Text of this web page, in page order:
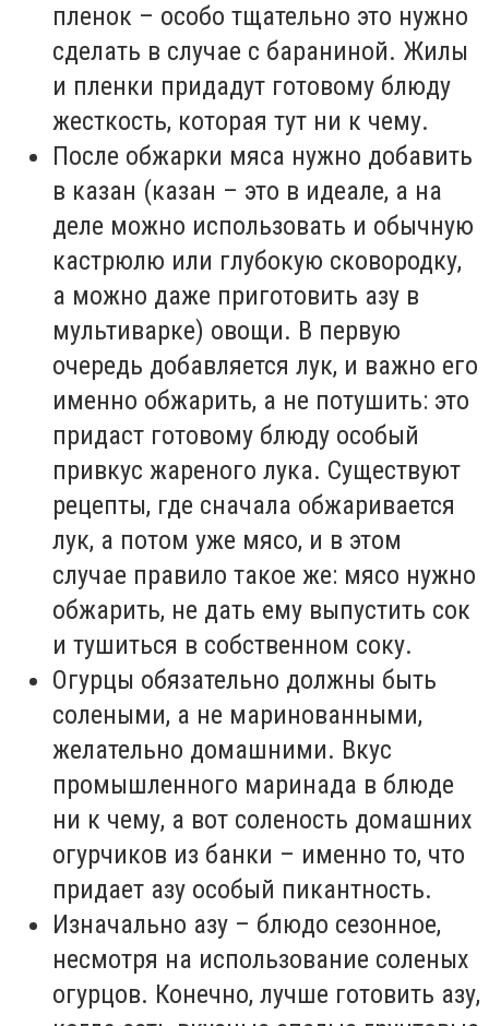
пленок – особо тщательно это нужно
сделать в случае с бараниной. Жилы
и пленки придадут готовому блюду
жесткость, которая тут ни к чему.
После обжарки мяса нужно добавить
в казан (казан – это в идеале, а на
деле можно использовать и обычную
кастрюлю или глубокую сковородку,
а можно даже приготовить азу в
мультиварке) овощи. В первую
очередь добавляется лук, и важно его
именно обжарить, а не потушить: это
придаст готовому блюду особый
привкус жареного лука. Существуют
рецепты, где сначала обжаривается
лук, а потом уже мясо, и в этом
случае правило такое же: мясо нужно
обжарить, не дать ему выпустить сок
и тушиться в собственном соку.
Огурцы обязательно должны быть
солеными, а не маринованными,
желательно домашними. Вкус
промышленного маринада в блюде
ни к чему, а вот соленость домашних
огурчиков из банки – именно то, что
придает азу особый пикантность.
Изначально азу – блюдо сезонное,
несмотря на использование соленых
огурцов. Конечно, лучше готовить азу,